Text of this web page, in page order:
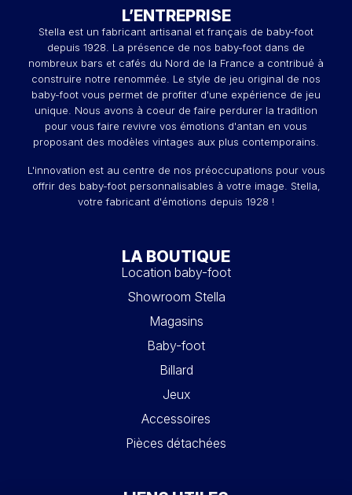
L’ENTREPRISE
Stella est un fabricant artisanal et français de baby-foot
depuis 1928. La présence de nos baby-foot dans de
nombreux bars et cafés du Nord de la France a contribué à
construire notre renommée. Le style de jeu original de nos
baby-foot vous permet de profiter d'une expérience de jeu
unique. Nous avons à coeur de faire perdurer la tradition
pour vous faire revivre vos émotions d'antan en vous
proposant des modèles vintages aux plus contemporains.
L'innovation est au centre de nos préoccupations pour vous
offrir des baby-foot personnalisables à votre image. Stella,
votre fabricant d'émotions depuis 1928 !
LA BOUTIQUE
Location baby-foot
Showroom Stella
Magasins
Baby-foot
Billard
Jeux
Accessoires
Pièces détachées